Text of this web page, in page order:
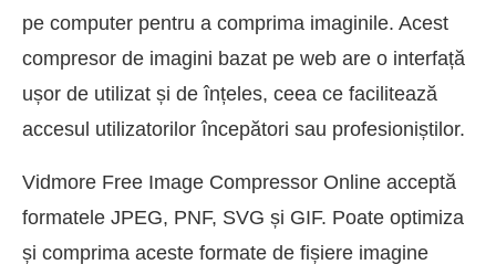
pe computer pentru a comprima imaginile. Acest
compresor de imagini bazat pe web are o interfață
ușor de utilizat și de înțeles, ceea ce facilitează
accesul utilizatorilor începători sau profesioniștilor.
Vidmore Free Image Compressor Online acceptă
formatele JPEG, PNF, SVG și GIF. Poate optimiza
și comprima aceste formate de fișiere imagine